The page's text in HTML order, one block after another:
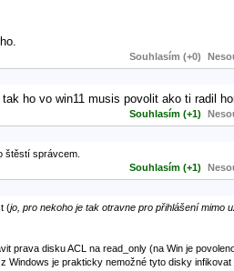
Souhlasím (+0)
ho vo win11 musis povolit ako ti radil
Souhlasím (+1)
štěstí správcem.
Souhlasím (+1)
(jo, pro nekoho je tak otravne pro přihlášení mimo
prava disku ACL na read_only (na Win je
Windows je prakticky nemožné tyto disky infikovat